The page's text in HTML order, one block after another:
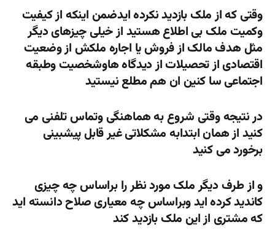
وقتی که از ملک بازدید نکرده ایدضمن اینکه از کیفیت
وکمیت ملک بی اطلاع هستید از خیلی چیزهای دیگر
مثل هدف مالک از فروش یا اجاره ملکش از وضعیت
اقتصادی از تحصیلات از دیدگاه هاوشخصیت وطبقه
اجتماعی سا کنین ان هم مطلع نیستید
در نتیجه وقتی شروع به هماهنگی وتماس تلفنی می
کنید از همان ابتدابه مشکلاتی غیر قابل پیشبینی
برخورد می کنید
و از طرف دیگر ملک مورد نظر را براساس چه چیزی
کاندید کرده اید وبراساس چه معیاری صلاح دانسته اید
که مشتری از این ملک بازدید کند